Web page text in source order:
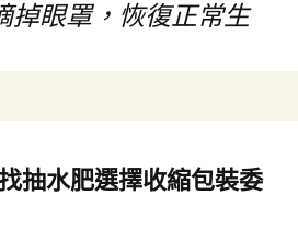
掉眼罩，恢復正常生
字:
抽水肥選擇收縮包裝委